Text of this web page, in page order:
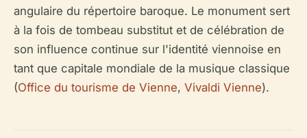
angulaire du répertoire baroque. Le monument sert
à la fois de tombeau substitut et de célébration de
son influence continue sur l'identité viennoise en
tant que capitale mondiale de la musique classique
(Office du tourisme de Vienne, Vivaldi Vienne).